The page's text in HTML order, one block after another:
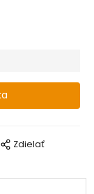
Zdielať